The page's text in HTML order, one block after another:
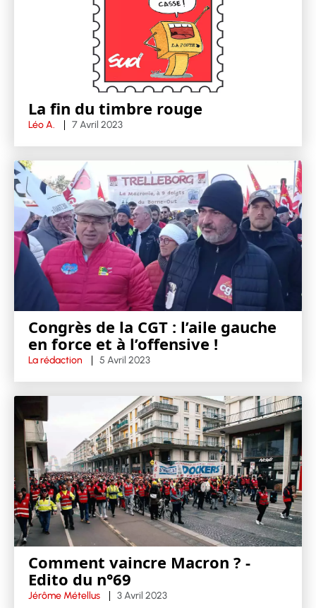
La fin du timbre rouge
Léo A. 7 Avril 2023
Congrès de la CGT : l’aile gauche
en force et à l’offensive !
La rédaction 5 Avril 2023
Comment vaincre Macron ? -
Edito du n°69
Jérôme Métellus 3 Avril 2023